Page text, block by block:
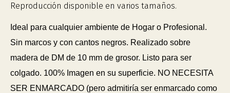
Reproducción disponible en varios tamaños.
Ideal para cualquier ambiente de Hogar o Profesional.
Sin marcos y con cantos negros. Realizado sobre
madera de DM de 10 mm de grosor. Listo para ser
colgado. 100% Imagen en su superficie. NO NECESITA
SER ENMARCADO (pero admitiría ser enmarcado como